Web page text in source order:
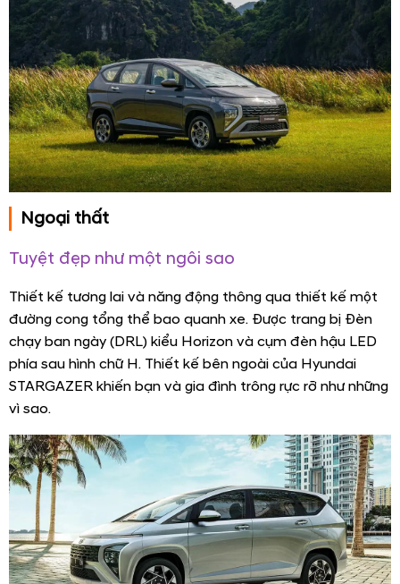
Ngoại thất
Tuyệt đẹp như một ngôi sao
Thiết kế tương lai và năng động thông qua thiết kế một
đường cong tổng thể bao quanh xe. Được trang bị Đèn
chạy ban ngày (DRL) kiểu Horizon và cụm đèn hậu LED
phía sau hình chữ H. Thiết kế bên ngoài của Hyundai
STARGAZER khiến bạn và gia đình trông rực rỡ như những
vì sao.